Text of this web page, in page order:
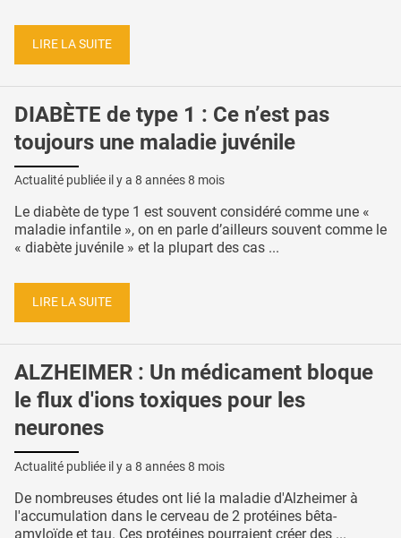
LIRE LA SUITE
DIABÈTE de type 1 : Ce n’est pas
toujours une maladie juvénile
Actualité publiée il y a 8 années 8 mois
Le diabète de type 1 est souvent considéré comme une «
maladie infantile », on en parle d’ailleurs souvent comme le
« diabète juvénile » et la plupart des cas ...
LIRE LA SUITE
ALZHEIMER : Un médicament bloque
le flux d'ions toxiques pour les
neurones
Actualité publiée il y a 8 années 8 mois
De nombreuses études ont lié la maladie d'Alzheimer à
l'accumulation dans le cerveau de 2 protéines bêta-
amyloïde et tau. Ces protéines pourraient créer des ...